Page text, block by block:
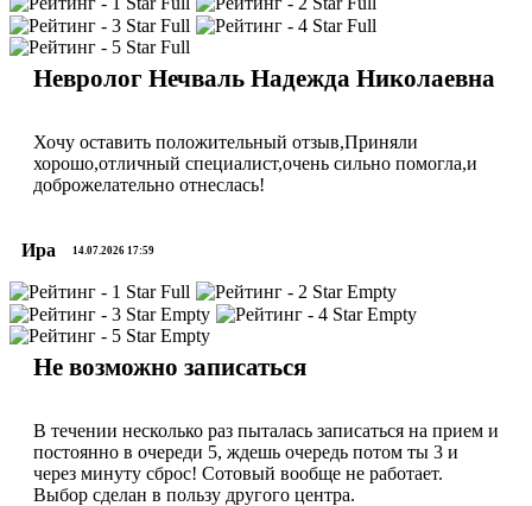
Невролог Нечваль Надежда Николаевна
Хочу оставить положительный отзыв,Приняли
хорошо,отличный специалист,очень сильно помогла,и
доброжелательно отнеслась!
Ира 14.07.2026 17:59
Не возможно записаться
В течении несколько раз пыталась записаться на прием и
постоянно в очереди 5, ждешь очередь потом ты 3 и
через минуту сброс! Сотовый вообще не работает.
Выбор сделан в пользу другого центра.